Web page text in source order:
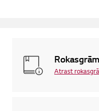
Atrast